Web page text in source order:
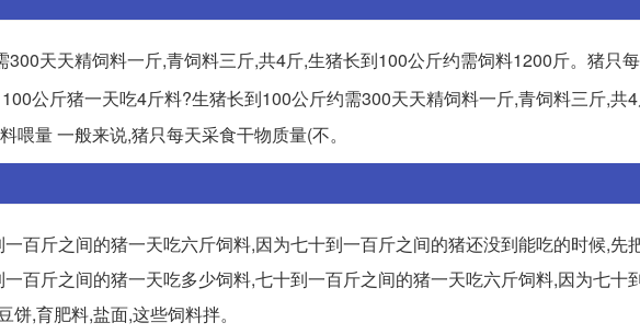
天天精饲料一斤,青饲料三斤,共4斤,生猪长到100公斤约需饲料1200斤。猪只
公斤猪一天吃4斤料?生猪长到100公斤约需300天天精饲料一斤,青饲料三斤,共
量 一般来说,猪只每天采食干物质量(不。
百斤之间的猪一天吃六斤饲料,因为七十到一百斤之间的猪还没到能吃的时候,先
百斤之间的猪一天吃多少饲料,七十到一百斤之间的猪一天吃六斤饲料,因为七十
,育肥料,盐面,这些饲料拌。